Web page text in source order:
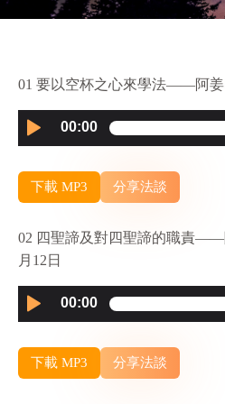
01 要以空杯之心來學法——阿姜
Audio
Player
00:00
下載 MP3 分享法談
02 四聖諦及對四聖諦的職責——
月12日
Audio
Player
00:00
下載 MP3 分享法談